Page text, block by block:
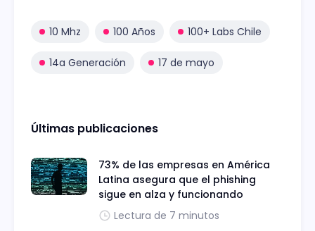
10 Mhz 100 Años 100+ Labs Chile
14a Generación 17 de mayo
Últimas publicaciones
73% de las empresas en América
Latina asegura que el phishing
sigue en alza y funcionando
Lectura de 7 minutos